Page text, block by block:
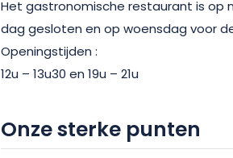
Het gastronomische restaurant is op
dag gesloten en op woensdag voor
Openingstijden :
12u – 13u30 en 19u – 21u
Onze sterke punten